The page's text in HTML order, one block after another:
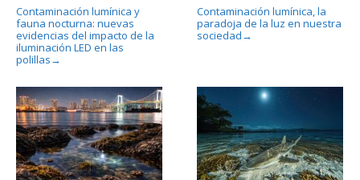
Contaminación lumínica y
fauna nocturna: nuevas
evidencias del impacto de la
iluminación LED en las
polillas →
Contaminación lumínica, la
paradoja de la luz en nuestra
sociedad →